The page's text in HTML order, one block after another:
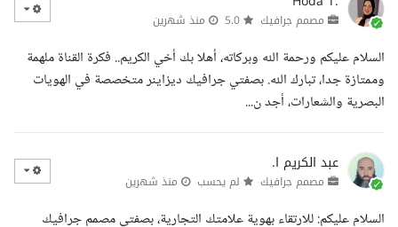
مصمم جرافيك منذ شهرين
السلام عليكم ورحمة الله وبركاته، أهلا بك أخي الكريم.. فكرة القناة ملهمة
وممتازة جدا، تبارك الله. بصفتي جرافيك ديزاينر متخصصة في الهويات
البصرية والشعارات، أجد ن...
عبد الكريم ا.
مصمم جرافيك لم يحسب منذ شهرين
السلام عليكم: للارتقاء بهوية علامتك التجارية، بصفتي مصمم جرافيك